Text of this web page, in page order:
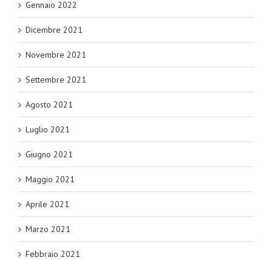
Gennaio 2022
Dicembre 2021
Novembre 2021
Settembre 2021
Agosto 2021
Luglio 2021
Giugno 2021
Maggio 2021
Aprile 2021
Marzo 2021
Febbraio 2021